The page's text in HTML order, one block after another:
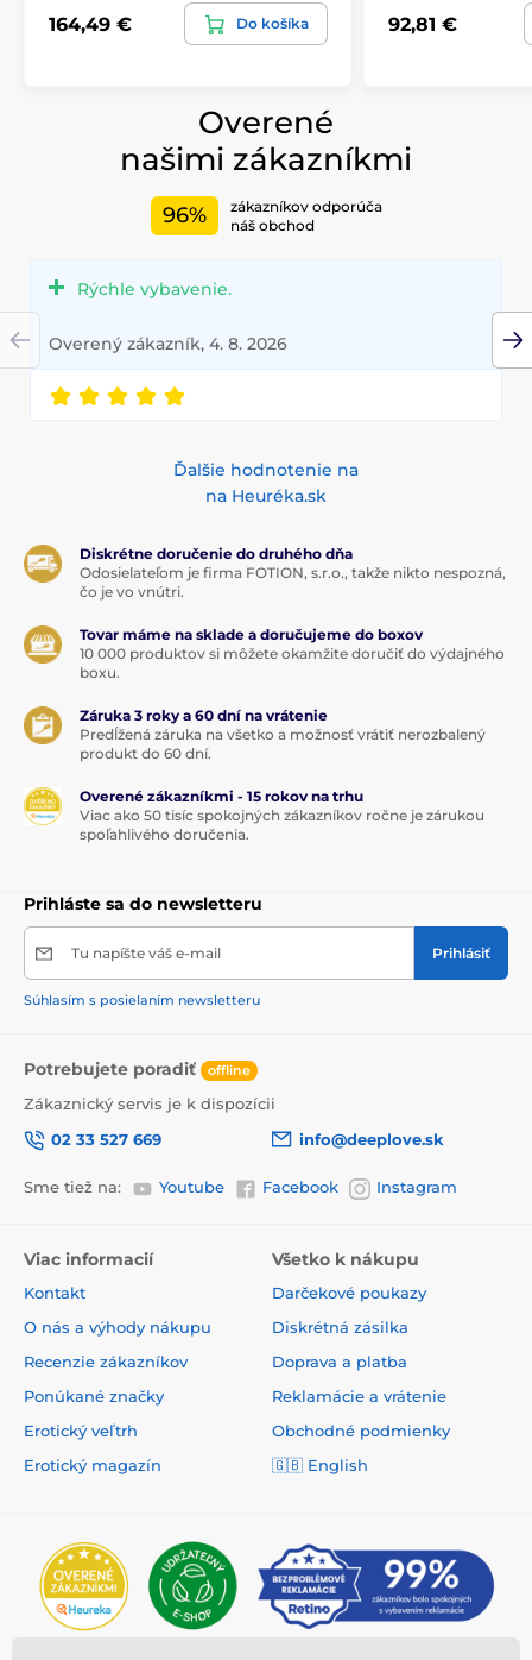
164,49 € Do košíka 92,81 €
Overené
našimi zákazníkmi
96%
zákazníkov odporúča
náš obchod
Rýchle vybavenie.
Overený zákazník, 4. 8. 2026
Ďalšie hodnotenie na
na Heuréka.sk
Diskrétne doručenie do druhého dňa
Odosielateľom je firma FOTION, s.r.o., takže nikto nespozná,
čo je vo vnútri.
Tovar máme na sklade a doručujeme do boxov
10 000 produktov si môžete okamžite doručiť do výdajného
boxu.
Záruka 3 roky a 60 dní na vrátenie
Predĺžená záruka na všetko a možnosť vrátiť nerozbalený
produkt do 60 dní.
Overené zákazníkmi - 15 rokov na trhu
Viac ako 50 tisíc spokojných zákazníkov ročne je zárukou
spoľahlivého doručenia.
Prihláste sa do newsletteru
Tu napíšte váš e-mail Prihlásiť
Súhlasím s posielaním newsletteru
Potrebujete poradiť offline
Zákaznický servis je k dispozícii
02 33 527 669
info@deeplove.sk
Sme tiež na: Youtube Facebook Instagram
Viac informacií
Kontakt
O nás a výhody nákupu
Recenzie zákazníkov
Ponúkané značky
Erotický veľtrh
Erotický magazín
Všetko k nákupu
Darčekové poukazy
Diskrétná zásilka
Doprava a platba
Reklamácie a vrátenie
Obchodné podmienky
🇬🇧 English